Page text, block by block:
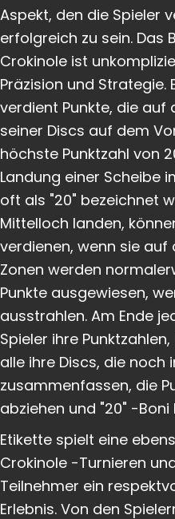
Aspekt, den die Spieler
erfolgreich zu sein. Das
Crokinole ist
Präzision und Strategie.
verdient Punkte, die
seiner Discs auf dem
höchste Punktzahl von
Landung einer Scheibe
oft als "20" bezeichnet
Mittelloch landen,
verdienen, wenn sie auf
Zonen werden
Punkte ausgewiesen,
ausstrahlen. Am Ende
Spieler ihre
alle ihre Discs, die noch
zusammenfassen, die
abziehen und "20" -Boni
Etikette spielt eine
Crokinole -Turnieren
Teilnehmer ein
Erlebnis. Von den